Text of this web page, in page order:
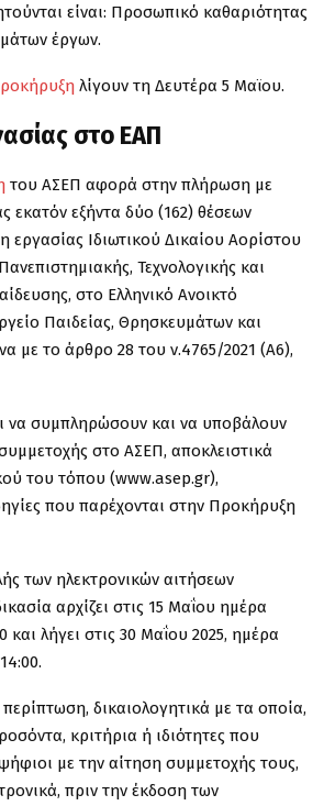
είναι: Προσωπικό καθαριότητας
έργων.
λίγουν τη Δευτέρα 5 Μαϊου.
στο ΕΑΠ
του ΑΣΕΠ αφορά στην πλήρωση με
εκατόν εξήντα δύο (162) θέσεων
Ιδιωτικού Δικαίου Αορίστου
Τεχνολογικής και
στο Ελληνικό Ανοικτό
Παιδείας, Θρησκευμάτων και
με το άρθρο 28 του ν.4765/2021 (Α΄6),
να συμπληρώσουν και να υποβάλουν
στο ΑΣΕΠ, αποκλειστικά
του τόπου (www.asep.gr),
που παρέχονται στην Προκήρυξη
των ηλεκτρονικών αιτήσεων
αρχίζει στις 15 Μαΐου ημέρα
λήγει στις 30 Μαΐου 2025, ημέρα
δικαιολογητικά με τα οποία,
κριτήρια ή ιδιότητες που
με την αίτηση συμμετοχής τους,
πριν την έκδοση των